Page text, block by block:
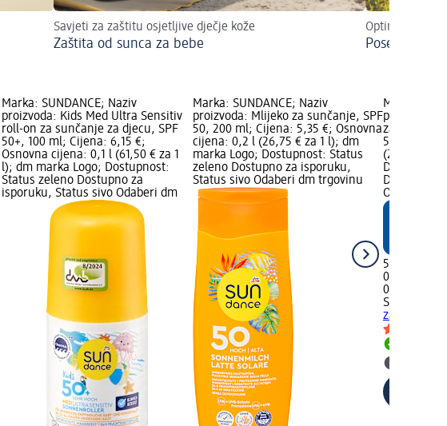
Savjeti za zaštitu osjetljive dječje kože
Zaštita od sunca za bebe
Optimalno
Posebne
Marka: SUNDANCE; Naziv
proizvoda: Kids Med Ultra Sensitiv
roll-on za sunčanje za djecu, SPF
50+, 100 ml; Cijena: 6,15 €;
Osnovna cijena: 0,1 l (61,50 € za 1
l); dm marka Logo; Dostupnost:
Status zeleno Dostupno za
isporuku, Status sivo Odaberi dm
Marka: SUNDANCE; Naziv
proizvoda: Mlijeko za sunčanje, SPF
50, 200 ml; Cijena: 5,35 €; Osnovna
cijena: 0,2 l (26,75 € za 1 l); dm
marka Logo; Dostupnost: Status
zeleno Dostupno za isporuku,
Status sivo Odaberi dm trgovinu
Marka:
proizvoda:
za djecu,
5,95 €;
(29,75 € za
Dostupno
Odaberi
5,95 €
0,2 l (29,75
SUNDANCE
za djecu,